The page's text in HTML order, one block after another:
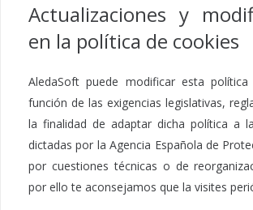
Actualizaciones y
en la política de cookies
AledaSoft puede modificar esta
función de las exigencias legislativas,
la finalidad de adaptar dicha política a
dictadas por la Agencia Española de
por cuestiones técnicas o de
por ello te aconsejamos que la visites